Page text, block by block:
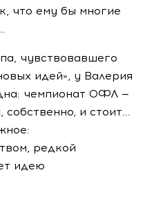
что ему бы многие
чувствовавшего
идей», у Валерия
чемпионат ОФЛ —
и стоит...
редкой
идею